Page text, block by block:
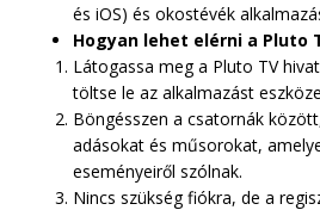
és iOS) és okostévék
Hogyan lehet elérni a Pluto
Látogassa meg a Pluto TV
töltse le az alkalmazást
Böngésszen a csatornák
adásokat és műsorokat,
eseményeiről szólnak.
Nincs szükség fiókra, de a